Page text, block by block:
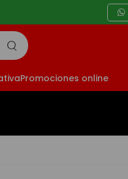
Promociones online